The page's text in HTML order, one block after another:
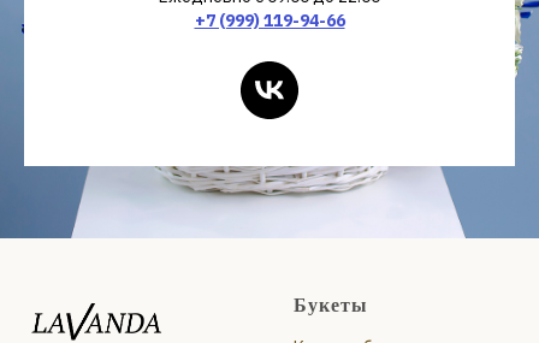
+7 (999) 119-94-66
Букеты